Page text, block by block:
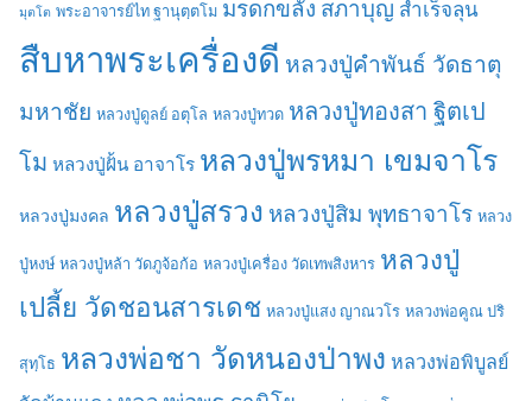
มุตโต พระอาจารย์ไท ฐานุตฺตโม มรดกขลัง สภาบุญ สำเร็จลุน
สืบหาพระเครื่องดี หลวงปู่คำพันธ์ วัดธาตุ
มหาชัย หลวงปู่ดูลย์ อตุโล หลวงปู่ทวด หลวงปู่ทองสา ฐิตเป
โม หลวงปู่ฝั้น อาจาโร หลวงปู่พรหมา เขมจาโร
หลวงปู่มงคล หลวงปู่สรวง หลวงปู่สิม พุทธาจาโร หลวง
ปู่หงษ์ หลวงปู่หล้า วัดภูจ้อก้อ หลวงปู่เครื่อง วัดเทพสิงหาร หลวงปู่
เปลี้ย วัดชอนสารเดช หลวงปู่แสง ญาณวโร หลวงพ่อคูณ ปริ
สุทฺโธ หลวงพ่อชา วัดหนองป่าพง หลวงพ่อพิบูลย์